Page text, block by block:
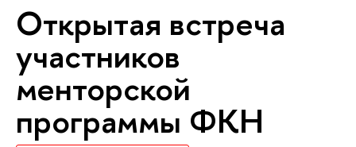
Открытая встреча
участников
менторской
программы ФКН